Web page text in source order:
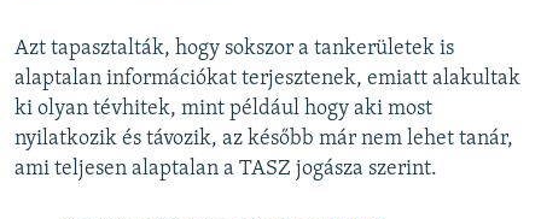
Azt tapasztalták, hogy sokszor a tankerületek is
alaptalan információkat terjesztenek, emiatt alakultak
ki olyan tévhitek, mint például hogy aki most
nyilatkozik és távozik, az később már nem lehet tanár,
ami teljesen alaptalan a TASZ jogásza szerint.